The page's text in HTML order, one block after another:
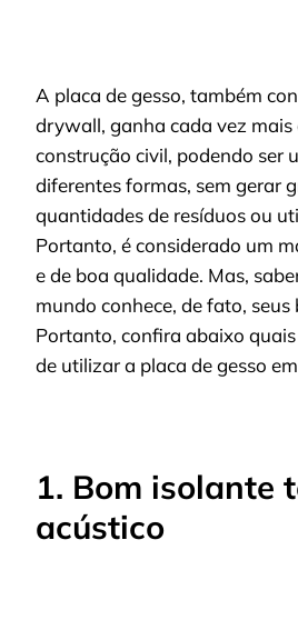
A placa de gesso, também
drywall, ganha cada vez mais
construção civil, podendo ser
diferentes formas, sem gerar
quantidades de resíduos ou
Portanto, é considerado um
e de boa qualidade. Mas,
mundo conhece, de fato, seus
Portanto, confira abaixo
de utilizar a placa de gesso
1. Bom isolante
acústico